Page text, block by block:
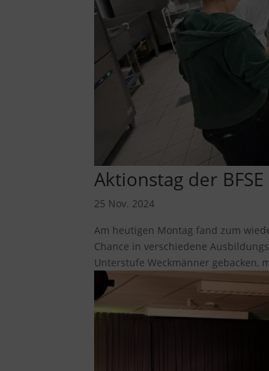
Aktionstag der BFSE
25 Nov. 2024
Am heutigen Montag fand zum
Chance in verschiedene
Unterstufe Weckmänner gebacken,